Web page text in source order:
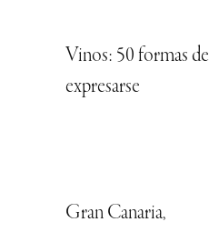
Vinos: 50 formas de
expresarse
Gran Canaria,